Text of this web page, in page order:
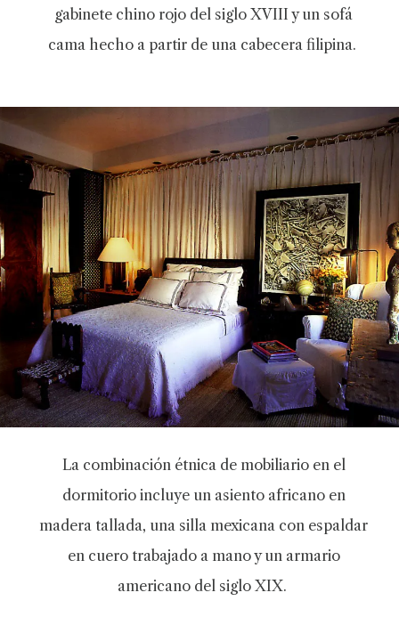
gabinete chino rojo del siglo XVIII y un sofá
cama hecho a partir de una cabecera filipina.
La combinación étnica de mobiliario en el
dormitorio incluye un asiento africano en
madera tallada, una silla mexicana con espaldar
en cuero trabajado a mano y un armario
americano del siglo XIX.